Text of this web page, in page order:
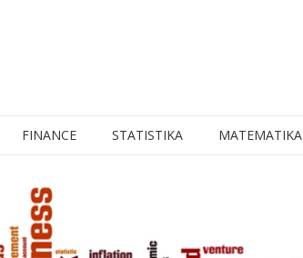
FINANCE STATISTIKA MATEMATIKA